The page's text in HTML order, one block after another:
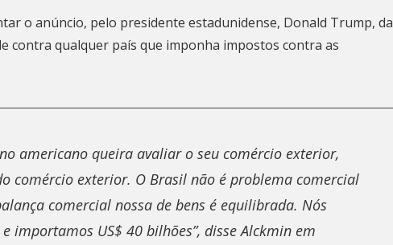
o anúncio, pelo presidente estadunidense, Donald Trump, da
contra qualquer país que imponha impostos contra as
americano queira avaliar o seu comércio exterior,
comércio exterior. O Brasil não é problema comercial
comercial nossa de bens é equilibrada. Nós
importamos US$ 40 bilhões”, disse Alckmin em